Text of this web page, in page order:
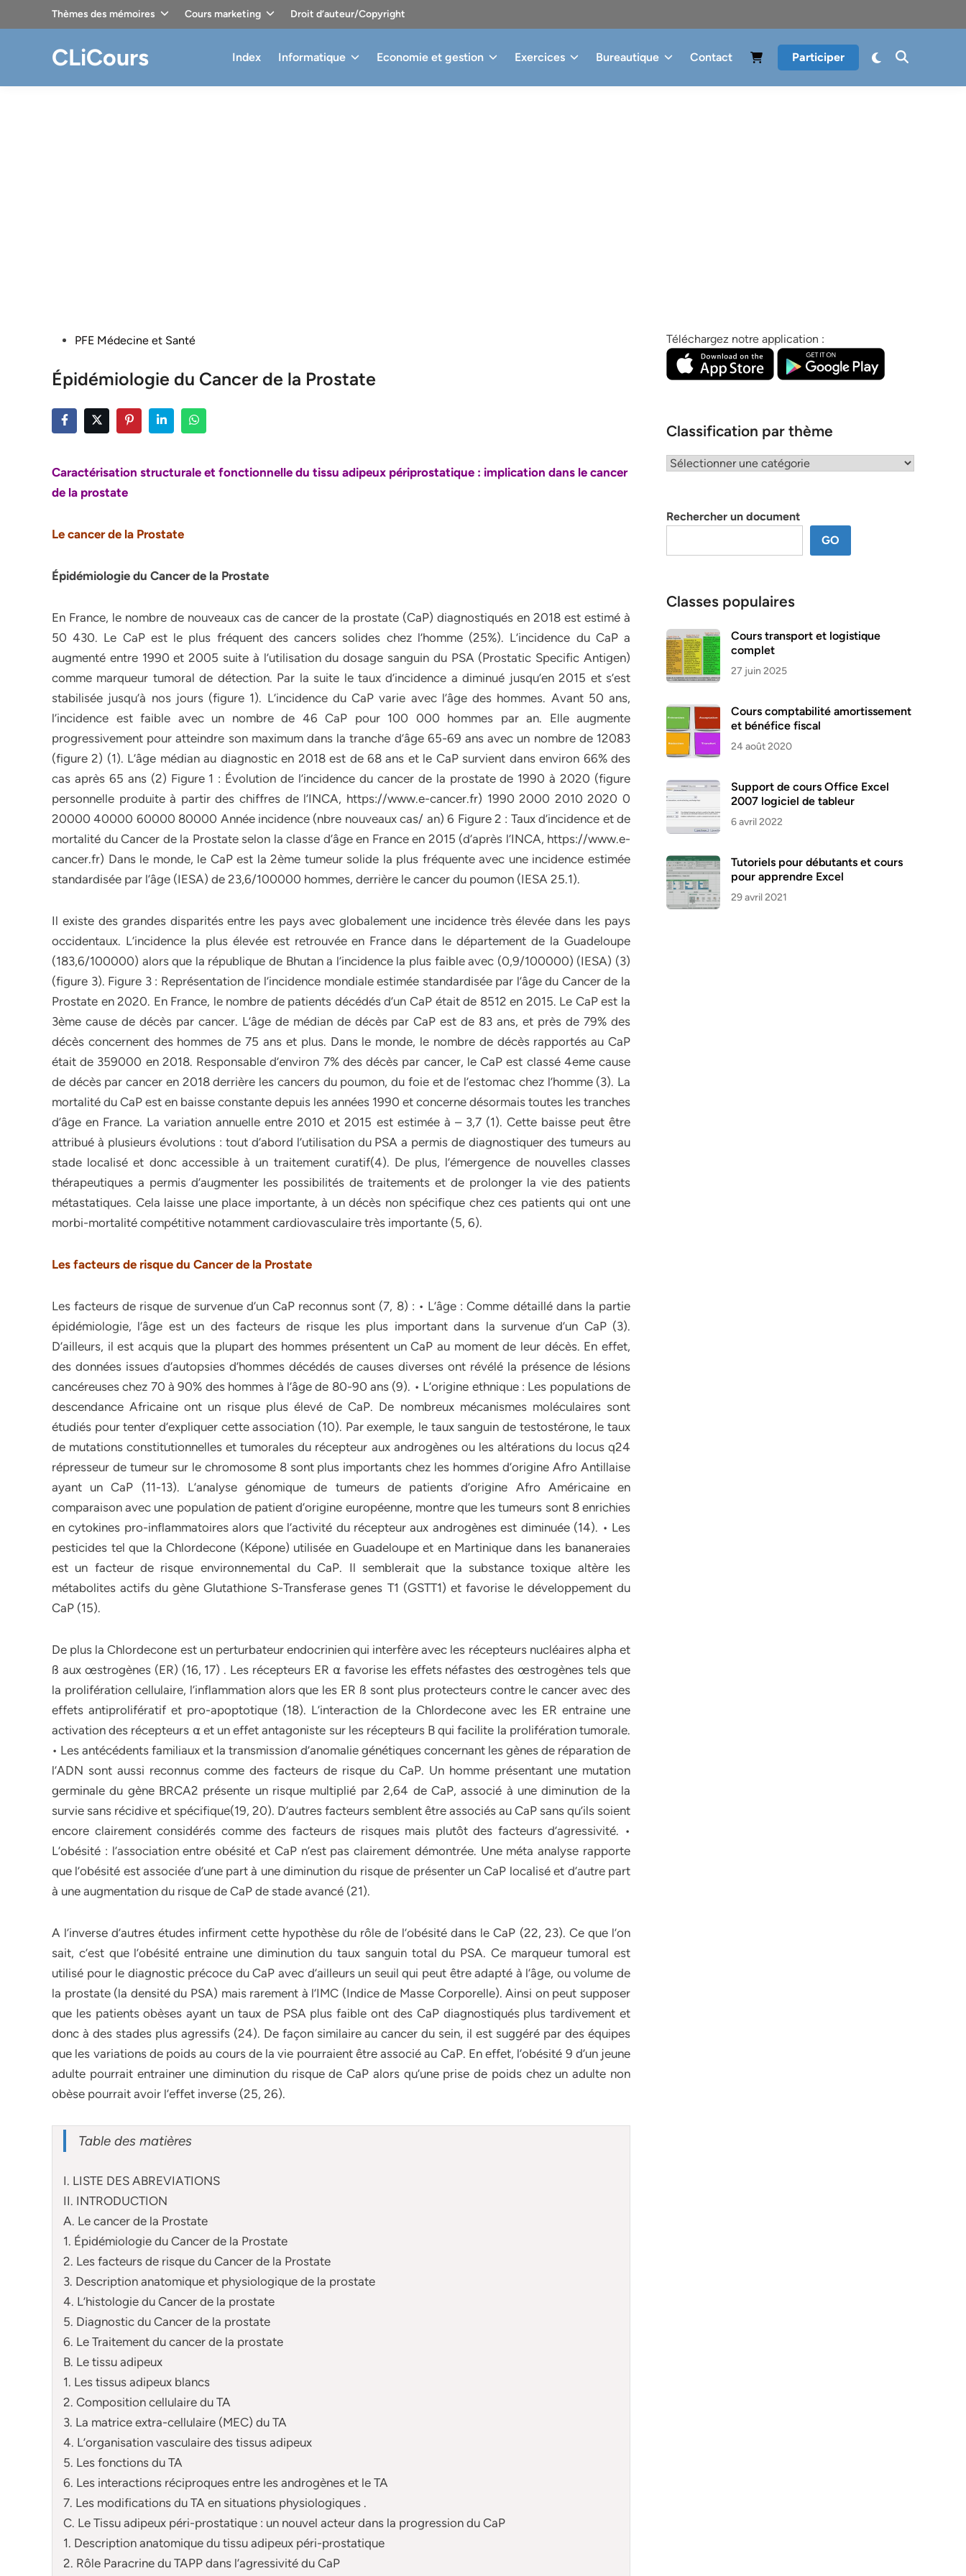
Thèmes des mémoires Cours marketing Droit d’auteur/Copyright
CLiCours Index Informatique Economie et gestion Exercices Bureautique Contact Participer
PostedPFE Médecine et Santé
Épidémiologie du Cancer de la Prostate
Caractérisation structurale et fonctionnelle du tissu adipeux périprostatique : implication dans le cancer
de la prostate
Le cancer de la Prostate
Épidémiologie du Cancer de la Prostate
En France, le nombre de nouveaux cas de cancer de la prostate (CaP) diagnostiqués en 2018 est estimé à
50 430. Le CaP est le plus fréquent des cancers solides chez l’homme (25%). L’incidence du CaP a
augmenté entre 1990 et 2005 suite à l’utilisation du dosage sanguin du PSA (Prostatic Specific Antigen)
comme marqueur tumoral de détection. Par la suite le taux d’incidence a diminué jusqu’en 2015 et s’est
stabilisée jusqu’à nos jours (figure 1). L’incidence du CaP varie avec l’âge des hommes. Avant 50 ans,
l’incidence est faible avec un nombre de 46 CaP pour 100 000 hommes par an. Elle augmente
progressivement pour atteindre son maximum dans la tranche d’âge 65-69 ans avec un nombre de 12083
(figure 2) (1). L’âge médian au diagnostic en 2018 est de 68 ans et le CaP survient dans environ 66% des
cas après 65 ans (2) Figure 1 : Évolution de l’incidence du cancer de la prostate de 1990 à 2020 (figure
personnelle produite à partir des chiffres de l’INCA, https://www.e-cancer.fr) 1990 2000 2010 2020 0
20000 40000 60000 80000 Année incidence (nbre nouveaux cas/ an) 6 Figure 2 : Taux d’incidence et de
mortalité du Cancer de la Prostate selon la classe d’âge en France en 2015 (d’après l’INCA, https://www.e-
cancer.fr) Dans le monde, le CaP est la 2ème tumeur solide la plus fréquente avec une incidence estimée
standardisée par l’âge (IESA) de 23,6/100000 hommes, derrière le cancer du poumon (IESA 25.1).
Il existe des grandes disparités entre les pays avec globalement une incidence très élevée dans les pays
occidentaux. L’incidence la plus élevée est retrouvée en France dans le département de la Guadeloupe
(183,6/100000) alors que la république de Bhutan a l’incidence la plus faible avec (0,9/100000) (IESA) (3)
(figure 3). Figure 3 : Représentation de l’incidence mondiale estimée standardisée par l’âge du Cancer de la
Prostate en 2020. En France, le nombre de patients décédés d’un CaP était de 8512 en 2015. Le CaP est la
3ème cause de décès par cancer. L’âge de médian de décès par CaP est de 83 ans, et près de 79% des
décès concernent des hommes de 75 ans et plus. Dans le monde, le nombre de décès rapportés au CaP
était de 359000 en 2018. Responsable d’environ 7% des décès par cancer, le CaP est classé 4eme cause
de décès par cancer en 2018 derrière les cancers du poumon, du foie et de l’estomac chez l’homme (3). La
mortalité du CaP est en baisse constante depuis les années 1990 et concerne désormais toutes les tranches
d’âge en France. La variation annuelle entre 2010 et 2015 est estimée à – 3,7 (1). Cette baisse peut être
attribué à plusieurs évolutions : tout d’abord l’utilisation du PSA a permis de diagnostiquer des tumeurs au
stade localisé et donc accessible à un traitement curatif(4). De plus, l’émergence de nouvelles classes
thérapeutiques a permis d’augmenter les possibilités de traitements et de prolonger la vie des patients
métastatiques. Cela laisse une place importante, à un décès non spécifique chez ces patients qui ont une
morbi-mortalité compétitive notamment cardiovasculaire très importante (5, 6).
Les facteurs de risque du Cancer de la Prostate
Les facteurs de risque de survenue d’un CaP reconnus sont (7, 8) : • L’âge : Comme détaillé dans la partie
épidémiologie, l’âge est un des facteurs de risque les plus important dans la survenue d’un CaP (3).
D’ailleurs, il est acquis que la plupart des hommes présentent un CaP au moment de leur décès. En effet,
des données issues d’autopsies d’hommes décédés de causes diverses ont révélé la présence de lésions
cancéreuses chez 70 à 90% des hommes à l’âge de 80-90 ans (9). • L’origine ethnique : Les populations de
descendance Africaine ont un risque plus élevé de CaP. De nombreux mécanismes moléculaires sont
étudiés pour tenter d’expliquer cette association (10). Par exemple, le taux sanguin de testostérone, le taux
de mutations constitutionnelles et tumorales du récepteur aux androgènes ou les altérations du locus q24
répresseur de tumeur sur le chromosome 8 sont plus importants chez les hommes d’origine Afro Antillaise
ayant un CaP (11-13). L’analyse génomique de tumeurs de patients d’origine Afro Américaine en
comparaison avec une population de patient d’origine européenne, montre que les tumeurs sont 8 enrichies
en cytokines pro-inflammatoires alors que l’activité du récepteur aux androgènes est diminuée (14). • Les
pesticides tel que la Chlordecone (Képone) utilisée en Guadeloupe et en Martinique dans les bananeraies
est un facteur de risque environnemental du CaP. Il semblerait que la substance toxique altère les
métabolites actifs du gène Glutathione S-Transferase genes T1 (GSTT1) et favorise le développement du
CaP (15).
De plus la Chlordecone est un perturbateur endocrinien qui interfère avec les récepteurs nucléaires alpha et
ß aux œstrogènes (ER) (16, 17) . Les récepteurs ER ⍺ favorise les effets néfastes des œstrogènes tels que
la prolifération cellulaire, l’inflammation alors que les ER ß sont plus protecteurs contre le cancer avec des
effets antiprolifératif et pro-apoptotique (18). L’interaction de la Chlordecone avec les ER entraine une
activation des récepteurs ⍺ et un effet antagoniste sur les récepteurs B qui facilite la prolifération tumorale.
• Les antécédents familiaux et la transmission d’anomalie génétiques concernant les gènes de réparation de
l’ADN sont aussi reconnus comme des facteurs de risque du CaP. Un homme présentant une mutation
germinale du gène BRCA2 présente un risque multiplié par 2,64 de CaP, associé à une diminution de la
survie sans récidive et spécifique(19, 20). D’autres facteurs semblent être associés au CaP sans qu’ils soient
encore clairement considérés comme des facteurs de risques mais plutôt des facteurs d’agressivité. •
L’obésité : l’association entre obésité et CaP n’est pas clairement démontrée. Une méta analyse rapporte
que l’obésité est associée d’une part à une diminution du risque de présenter un CaP localisé et d’autre part
à une augmentation du risque de CaP de stade avancé (21).
A l’inverse d’autres études infirment cette hypothèse du rôle de l’obésité dans le CaP (22, 23). Ce que l’on
sait, c’est que l’obésité entraine une diminution du taux sanguin total du PSA. Ce marqueur tumoral est
utilisé pour le diagnostic précoce du CaP avec d’ailleurs un seuil qui peut être adapté à l’âge, ou volume de
la prostate (la densité du PSA) mais rarement à l’IMC (Indice de Masse Corporelle). Ainsi on peut supposer
que les patients obèses ayant un taux de PSA plus faible ont des CaP diagnostiqués plus tardivement et
donc à des stades plus agressifs (24). De façon similaire au cancer du sein, il est suggéré par des équipes
que les variations de poids au cours de la vie pourraient être associé au CaP. En effet, l’obésité 9 d’un jeune
adulte pourrait entrainer une diminution du risque de CaP alors qu’une prise de poids chez un adulte non
obèse pourrait avoir l’effet inverse (25, 26).
Table des matières
I. LISTE DES ABREVIATIONS
II. INTRODUCTION
A. Le cancer de la Prostate
1. Épidémiologie du Cancer de la Prostate
2. Les facteurs de risque du Cancer de la Prostate
3. Description anatomique et physiologique de la prostate
4. L’histologie du Cancer de la prostate
5. Diagnostic du Cancer de la prostate
6. Le Traitement du cancer de la prostate
B. Le tissu adipeux
1. Les tissus adipeux blancs
2. Composition cellulaire du TA
3. La matrice extra-cellulaire (MEC) du TA
4. L’organisation vasculaire des tissus adipeux
5. Les fonctions du TA
6. Les interactions réciproques entre les androgènes et le TA
7. Les modifications du TA en situations physiologiques .
C. Le Tissu adipeux péri-prostatique : un nouvel acteur dans la progression du CaP
1. Description anatomique du tissu adipeux péri-prostatique
2. Rôle Paracrine du TAPP dans l’agressivité du CaP
Téléchargez notre application :
Classification par thème
Classification
Rechercher un document
GO
Classes populaires
Cours transport et logistique
complet
27 juin 2025
Cours comptabilité amortissement
et bénéfice fiscal
24 août 2020
Support de cours Office Excel
2007 logiciel de tableur
6 avril 2022
Tutoriels pour débutants et cours
pour apprendre Excel
29 avril 2021